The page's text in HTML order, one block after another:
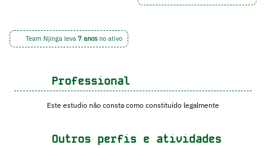
Team Njinga leva 7 anos no ativo
Professional
Este estudio não consta como constituído legalmente
Outros perfis e atividades